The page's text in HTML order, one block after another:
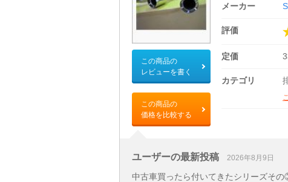
この商品の
レビューを書く
この商品の
価格を比較する
メーカー
評価
定価
カテゴリ
ユーザーの最新投稿 2026年8月9日
中古車買ったら付いてきたシリーズそ